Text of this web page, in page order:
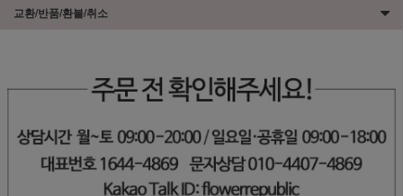
교환/반품/환불/취소